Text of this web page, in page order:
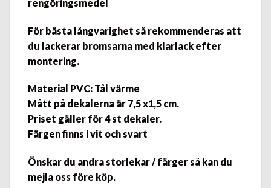
rengöringsmedel
För bästa långvarighet så rekommenderas att
du lackerar bromsarna med klarlack efter
montering.
Material PVC: Tål värme
Mått på dekalerna är 7,5 x1,5 cm.
Priset gäller för 4 st dekaler.
Färgen finns i vit och svart
Önskar du andra storlekar / färger så kan du
mejla oss före köp.